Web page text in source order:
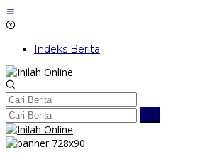
Lewati
ke
Indeks Berita